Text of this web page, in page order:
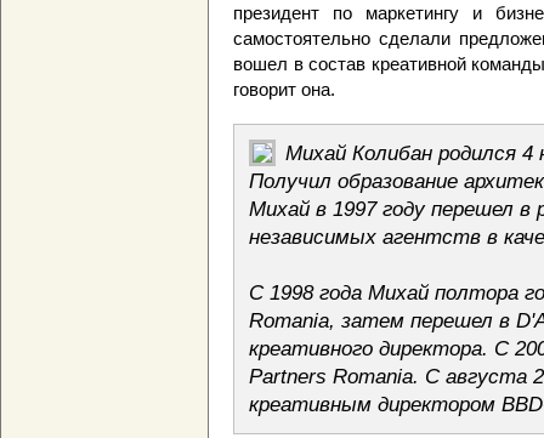
президент по маркетингу и
самостоятельно сделали
вошел в состав креативной
говорит она.
Михай Колибан родился
Получил образование
Михай в 1997 году перешел
независимых агентств в
С 1998 года Михай полтора
Romania, затем перешел в
креативного директора. С
Partners Romania. С августа
креативным директором